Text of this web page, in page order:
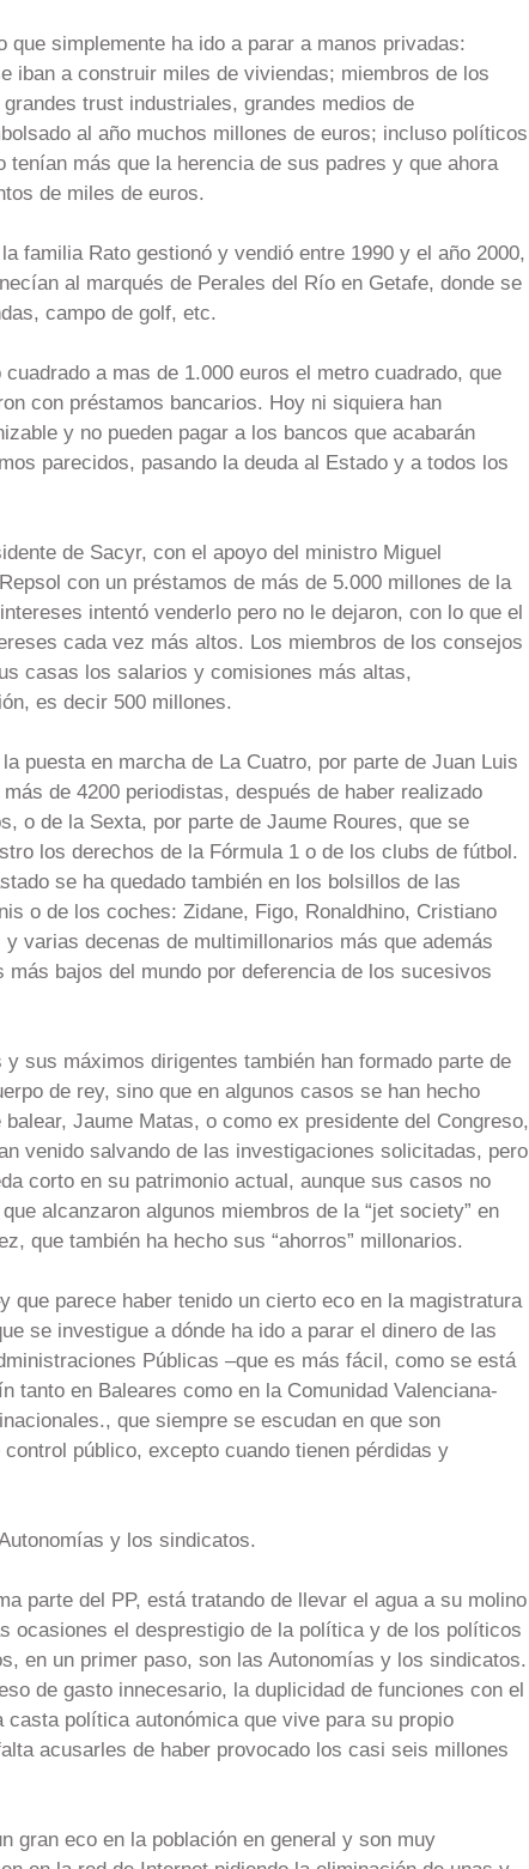
que simplemente ha ido a parar a manos privadas:
iban a construir miles de viviendas; miembros de los
trust industriales, grandes medios de
al año muchos millones de euros; incluso políticos
tenían más que la herencia de sus padres y que ahora
de miles de euros.
familia Rato gestionó y vendió entre 1990 y el año 2000,
al marqués de Perales del Río en Getafe, donde se
campo de golf, etc.
a mas de 1.000 euros el metro cuadrado, que
con préstamos bancarios. Hoy ni siquiera han
y no pueden pagar a los bancos que acabarán
parecidos, pasando la deuda al Estado y a todos los
de Sacyr, con el apoyo del ministro Miguel
con un préstamos de más de 5.000 millones de la
intentó venderlo pero no le dejaron, con lo que el
cada vez más altos. Los miembros de los consejos
casas los salarios y comisiones más altas,
es decir 500 millones.
puesta en marcha de La Cuatro, por parte de Juan Luis
de 4200 periodistas, después de haber realizado
o de la Sexta, por parte de Jaume Roures, que se
los derechos de la Fórmula 1 o de los clubs de fútbol.
se ha quedado también en los bolsillos de las
o de los coches: Zidane, Figo, Ronaldhino, Cristiano
varias decenas de multimillonarios más que además
más bajos del mundo por deferencia de los sucesivos
sus máximos dirigentes también han formado parte de
de rey, sino que en algunos casos se han hecho
Jaume Matas, o como ex presidente del Congreso,
venido salvando de las investigaciones solicitadas, pero
corto en su patrimonio actual, aunque sus casos no
alcanzaron algunos miembros de la “jet society” en
que también ha hecho sus “ahorros” millonarios.
que parece haber tenido un cierto eco en la magistratura
se investigue a dónde ha ido a parar el dinero de las
Públicas –que es más fácil, como se está
tanto en Baleares como en la Comunidad Valenciana-
que siempre se escudan en que son
público, excepto cuando tienen pérdidas y
y los sindicatos.
parte del PP, está tratando de llevar el agua a su molino
ocasiones el desprestigio de la política y de los políticos
en un primer paso, son las Autonomías y los sindicatos.
de gasto innecesario, la duplicidad de funciones con el
política autonómica que vive para su propio
acusarles de haber provocado los casi seis millones
gran eco en la población en general y son muy